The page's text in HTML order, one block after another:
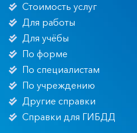
Стоимость услуг
Для работы
Для учёбы
По форме
По специалистам
По учреждению
Другие справки
Справки для ГИБДД